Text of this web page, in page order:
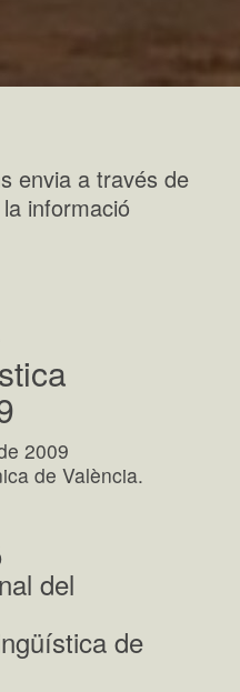
envia a través de
informació
2009
de València.
del
de